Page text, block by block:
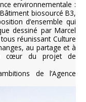
environnementale :
biosourcé B3,
d’ensemble qui
dessiné par Marcel
réunissant Culture
au partage et à
cœur du projet de
de l’Agence